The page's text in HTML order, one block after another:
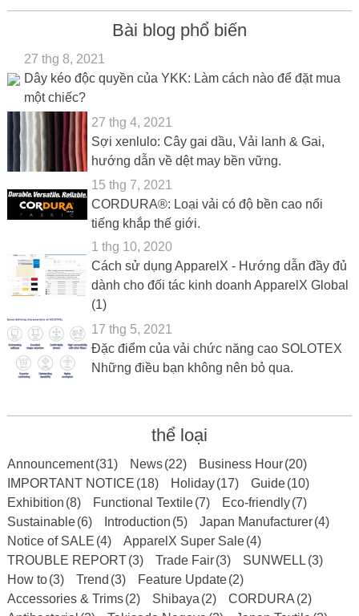
Bài blog phổ biến
27 thg 8, 2021
Dây kéo độc quyền của YKK: Làm cách nào để đặt mua
một chiếc?
27 thg 4, 2021
Sợi xenlulo: Cây gai dầu, Vải lanh & Gai,
hướng dẫn về dệt may bền vững.
15 thg 7, 2021
CORDURA®: Loại vải có độ bền cao nổi
tiếng khắp thế giới.
1 thg 10, 2020
Cách sử dụng ApparelX - Hướng dẫn đầy đủ
dành cho đối tác kinh doanh ApparelX Global
(1)
17 thg 5, 2021
Đặc điểm của vải chức năng cao SOLOTEX
Những điều bạn không nên bỏ qua.
thể loại
Announcement(31) News(22) Business Hour(20)
IMPORTANT NOTICE (18) Holiday(17) Guide(10)
Exhibition (8) Functional Textile(7) Eco-friendly(7)
Sustainable(6) Introduction (5) Japan Manufacturer(4)
Notice of SALE (4) ApparelX Super Sale(4)
TROUBLE REPORT(3) Trade Fair(3) SUNWELL (3)
How to(3) Trend (3) Feature Update(2)
Accessories & Trims(2) Shibaya (2) CORDURA (2)